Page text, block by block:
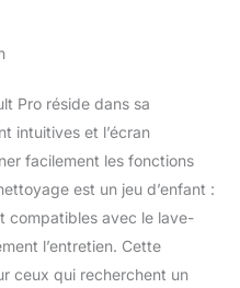
en Cromargan
de haute qualité,
déposée et
WMF
: fonction
de sécurité, et base
ventouses pour
utilisation stable
Pro réside dans sa
intuitives et l’écran
facilement les fonctions
est un jeu d’enfant :
compatibles avec le lave-
l’entretien. Cette
ceux qui recherchent un